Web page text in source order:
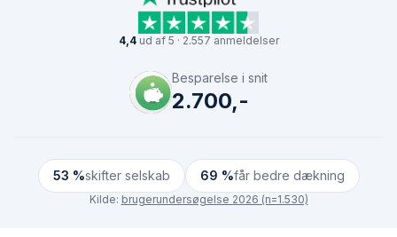
4,4ud af 5 · 2.557 anmeldelser
Besparelse i snit
2.700,-
53 %skifter selskab 69 %får bedre dækning
Kilde: brugerundersøgelse 2026 (n=1.530)